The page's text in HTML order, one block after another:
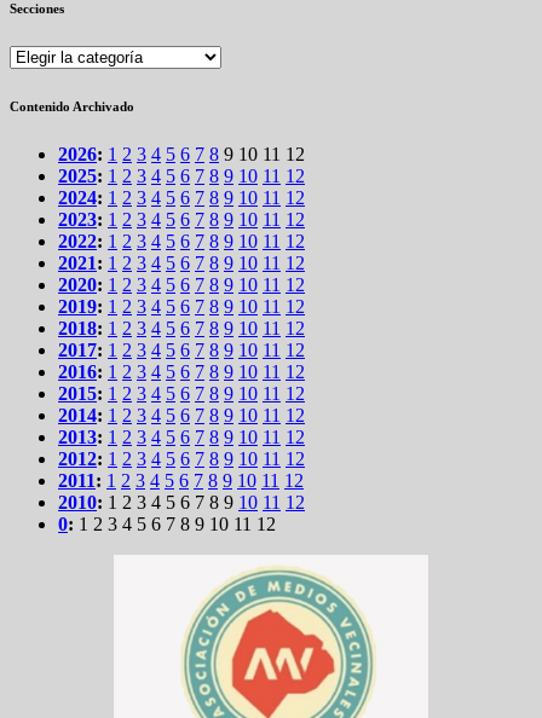
Secciones
Secciones
Contenido Archivado
2026: 1 2 3 4 5 6 7 8 9 10 11 12
2025: 1 2 3 4 5 6 7 8 9 10 11 12
2024: 1 2 3 4 5 6 7 8 9 10 11 12
2023: 1 2 3 4 5 6 7 8 9 10 11 12
2022: 1 2 3 4 5 6 7 8 9 10 11 12
2021: 1 2 3 4 5 6 7 8 9 10 11 12
2020: 1 2 3 4 5 6 7 8 9 10 11 12
2019: 1 2 3 4 5 6 7 8 9 10 11 12
2018: 1 2 3 4 5 6 7 8 9 10 11 12
2017: 1 2 3 4 5 6 7 8 9 10 11 12
2016: 1 2 3 4 5 6 7 8 9 10 11 12
2015: 1 2 3 4 5 6 7 8 9 10 11 12
2014: 1 2 3 4 5 6 7 8 9 10 11 12
2013: 1 2 3 4 5 6 7 8 9 10 11 12
2012: 1 2 3 4 5 6 7 8 9 10 11 12
2011: 1 2 3 4 5 6 7 8 9 10 11 12
2010: 1 2 3 4 5 6 7 8 9 10 11 12
0: 1 2 3 4 5 6 7 8 9 10 11 12